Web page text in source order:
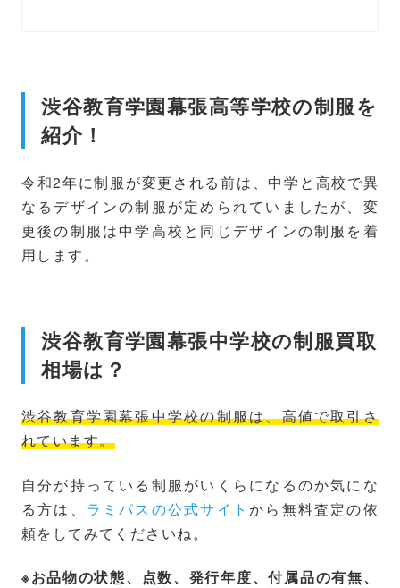
渋谷教育学園幕張高等学校の制服を
紹介！
令和2年に制服が変更される前は、中学と高校で異
なるデザインの制服が定められていましたが、変
更後の制服は中学高校と同じデザインの制服を着
用します。
渋谷教育学園幕張中学校の制服買取
相場は？
渋谷教育学園幕張中学校の制服は、高値で取引さ
れています。
自分が持っている制服がいくらになるのか気にな
る方は、 ラミパスの公式サイトから無料査定の依
頼をしてみてくださいね。
※お品物の状態、点数、発行年度、付属品の有無、